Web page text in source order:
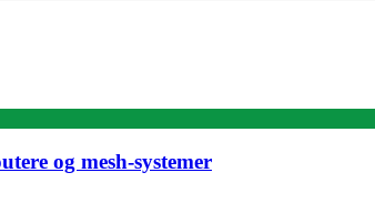
og mesh-systemer